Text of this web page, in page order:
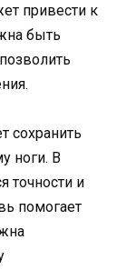
привести к
быть
сохранить
ноги. В
точности и
помогает